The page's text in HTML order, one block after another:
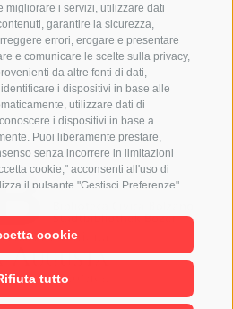
migliorare i servizi, utilizzare dati
garantire la sicurezza,
errori, erogare e presentare
e comunicare le scelte sulla privacy,
da altre fonti di dati,
i dispositivi in base alle
utilizzare dati di
i dispositivi in base a
Puoi liberamente prestare,
senza incorrere in limitazioni
cookie," acconsenti all'uso di
il pulsante "Gestisci Preferenze"
necessari. Puoi modificare le tue
cliccando sul link "Preferenze
sull'icona dello scudo in basso a
applicheranno al solo dispositivo in
cookie
tutto